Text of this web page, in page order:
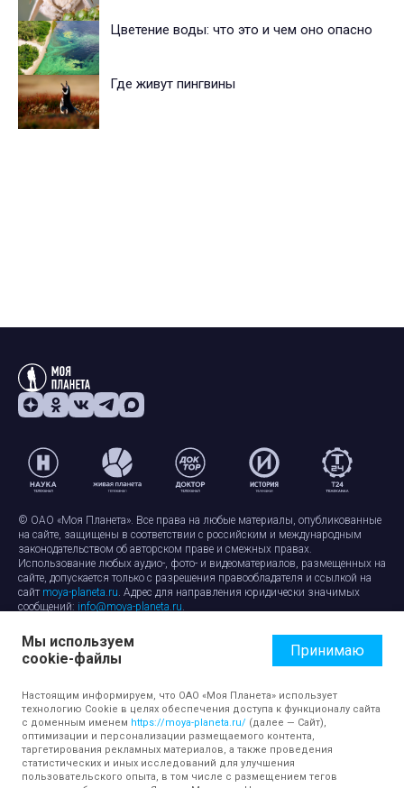
Цветение воды: что это и чем оно опасно
Где живут пингвины
© ОАО «Моя Планета». Все права на любые материалы, опубликованные
на сайте, защищены в соответствии с российским и международным
законодательством об авторском праве и смежных правах.
Использование любых аудио-, фото- и видеоматериалов, размещенных на
сайте, допускается только с разрешения правообладателя и ссылкой на
сайт moya-planeta.ru. Адрес для направления юридически значимых
сообщений: info@moya-planeta.ru.
Правила сайтаРабота с cookie-файлами
Защита персональных данных
Обработка персональных данных
Мы используем
cookie-файлы
Принимаю
Настоящим информируем, что ОАО «Моя Планета» использует
технологию Cookie в целях обеспечения доступа к функционалу сайта
с доменным именем https://moya-planeta.ru/ (далее — Сайт),
оптимизации и персонализации размещаемого контента,
таргетирования рекламных материалов, а также проведения
статистических и иных исследований для улучшения
пользовательского опыта, в том числе с размещением тегов